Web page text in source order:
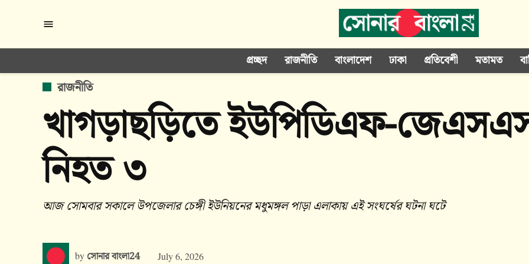
content
প্রচ্ছদ রাজনীতি বাংলাদেশ ঢাকা প্রতিবেশী মতামত
POSTED
রাজনীতি
খাগড়াছড়িতে ইউপিডিএফ-
নিহত ৩
আজ সোমবার সকালে উপজেলার চেঙ্গী ইউনিয়নের মধুমঙ্গল পাড়া এলাকায় এই সংঘর্ষের ঘটনা ঘটে
by সোনার বাংলা24 July 6, 2026